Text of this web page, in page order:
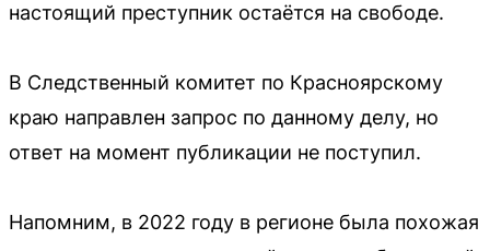
настоящий преступник остаётся на свободе.
В Следственный комитет по Красноярскому
краю направлен запрос по данному делу, но
ответ на момент публикации не поступил.
Напомним, в 2022 году в регионе была похожая